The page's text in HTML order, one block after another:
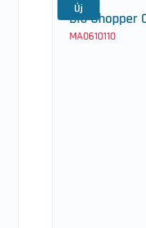
Új
Bio Chopper
MA0610110